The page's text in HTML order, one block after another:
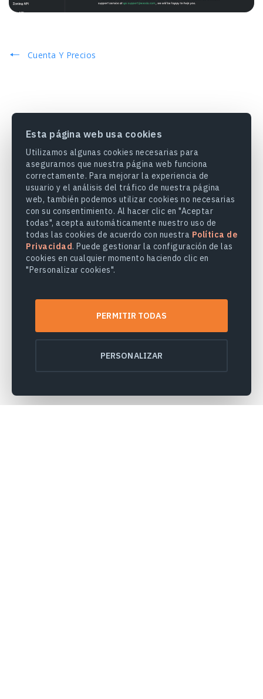
Esta página web usa cookies
Utilizamos algunas cookies necesarias para
asegurarnos que nuestra página web funciona
correctamente. Para mejorar la experiencia de
usuario y el análisis del tráfico de nuestra página
web, también podemos utilizar cookies no necesarias
con su consentimiento. Al hacer clic en "Aceptar
todas", acepta automáticamente nuestro uso de
todas las cookies de acuerdo con nuestra Política de
Privacidad. Puede gestionar la configuración de las
cookies en cualquier momento haciendo clic en
"Personalizar cookies".
PERMITIR TODAS
PERSONALIZAR
Cuenta Y Precios